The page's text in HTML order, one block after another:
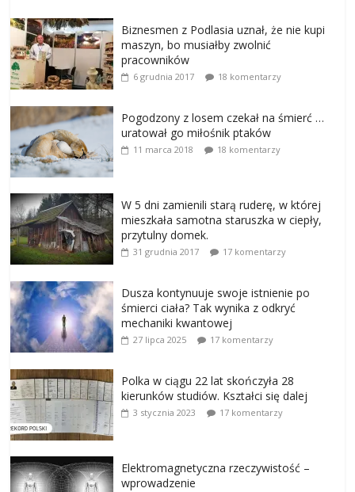
Biznesmen z Podlasia uznał, że nie kupi
maszyn, bo musiałby zwolnić
pracowników
6 grudnia 2017 18 komentarzy
Pogodzony z losem czekał na śmierć …
uratował go miłośnik ptaków
11 marca 2018 18 komentarzy
W 5 dni zamienili starą ruderę, w której
mieszkała samotna staruszka w ciepły,
przytulny domek.
31 grudnia 2017 17 komentarzy
Dusza kontynuuje swoje istnienie po
śmierci ciała? Tak wynika z odkryć
mechaniki kwantowej
27 lipca 2025 17 komentarzy
Polka w ciągu 22 lat skończyła 28
kierunków studiów. Kształci się dalej
3 stycznia 2023 17 komentarzy
Elektromagnetyczna rzeczywistość –
wprowadzenie